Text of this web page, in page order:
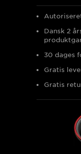
Dansk 2
30 dages
Gratis
Gratis